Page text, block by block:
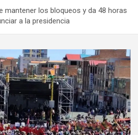
mantener los bloqueos y da 48 horas
a la presidencia